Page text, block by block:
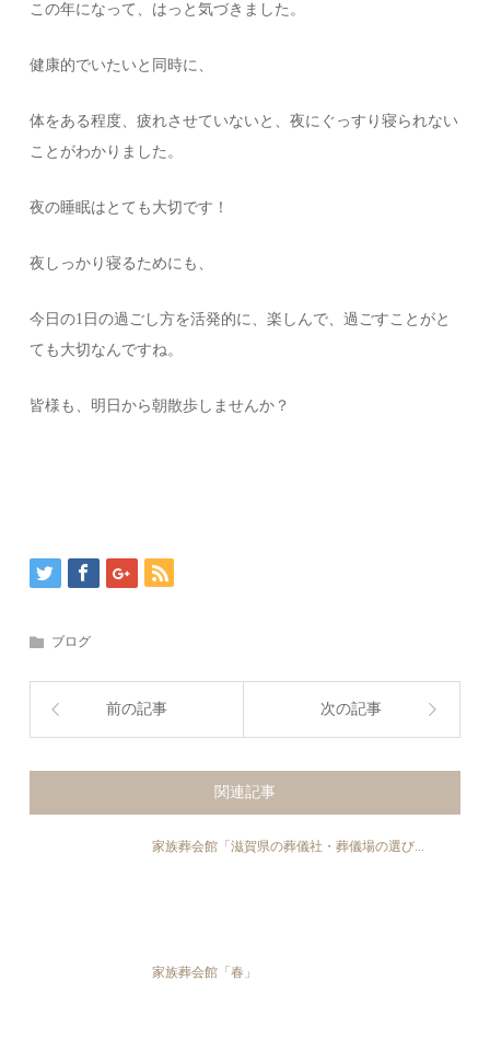
この年になって、はっと気づきました。
健康的でいたいと同時に、
体をある程度、疲れさせていないと、夜にぐっすり寝られない
ことがわかりました。
夜の睡眠はとても大切です！
夜しっかり寝るためにも、
今日の1日の過ごし方を活発的に、楽しんで、過ごすことがと
ても大切なんですね。
皆様も、明日から朝散歩しませんか？
ブログ
前の記事 次の記事
関連記事
家族葬会館「滋賀県の葬儀社・葬儀場の選び...
家族葬会館「春」